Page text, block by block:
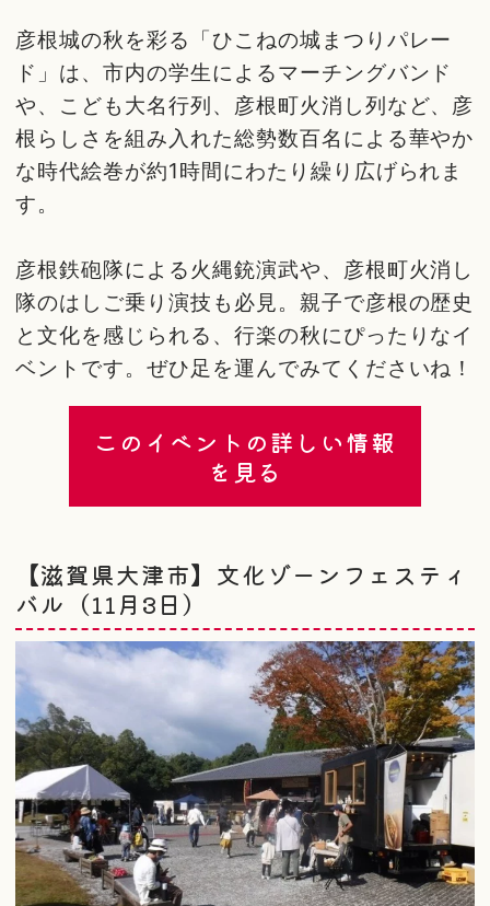
彦根城の秋を彩る「ひこねの城まつりパレー
ド」は、市内の学生によるマーチングバンド
や、こども大名行列、彦根町火消し列など、彦
根らしさを組み入れた総勢数百名による華やか
な時代絵巻が約1時間にわたり繰り広げられま
す。
彦根鉄砲隊による火縄銃演武や、彦根町火消し
隊のはしご乗り演技も必見。親子で彦根の歴史
と文化を感じられる、行楽の秋にぴったりなイ
ベントです。ぜひ足を運んでみてくださいね！
このイベントの詳しい情報
を見る
【滋賀県大津市】文化ゾーンフェスティ
バル（11月3日）